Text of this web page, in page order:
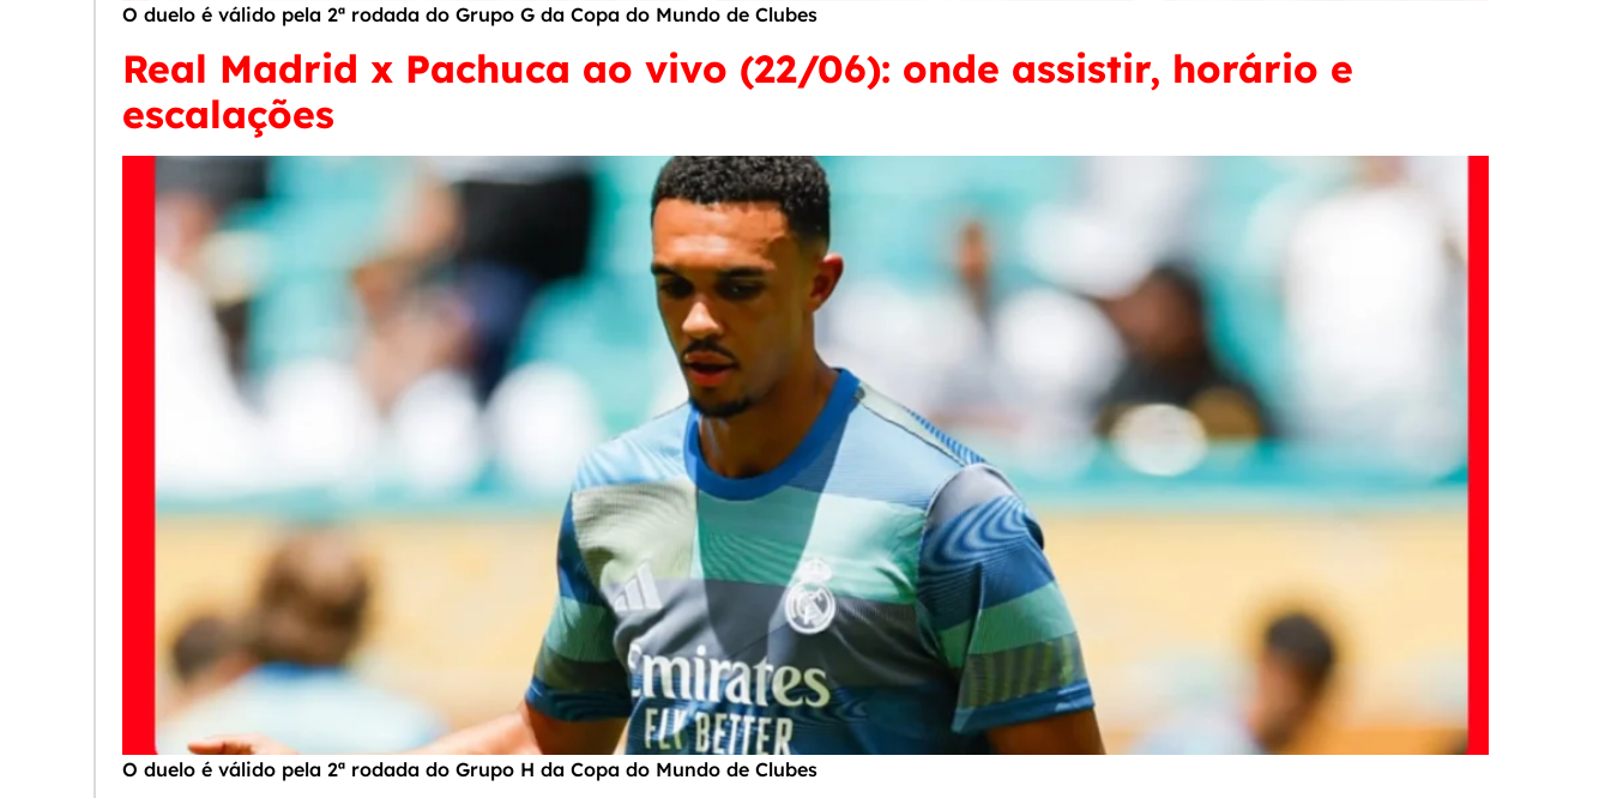
O duelo é válido pela 2ª rodada do Grupo G da Copa do Mundo de Clubes
Real Madrid x Pachuca ao vivo (22/06): onde assistir, horário e
escalações
O duelo é válido pela 2ª rodada do Grupo H da Copa do Mundo de Clubes